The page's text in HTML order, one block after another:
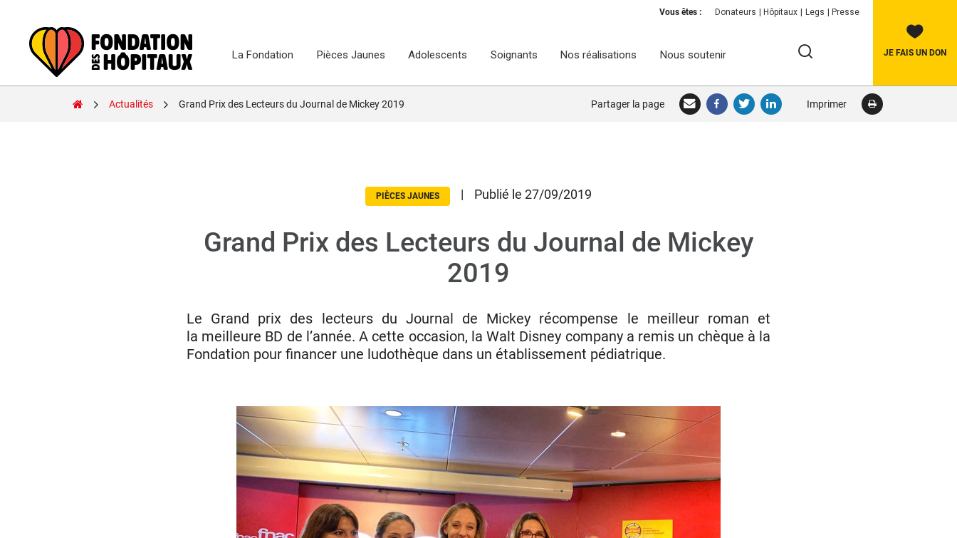
Vous êtes : Donateurs Hôpitaux Legs Presse
La Fondation Pièces Jaunes Adolescents Soignants Nos réalisations Nous soutenir
RECHERCHER
JE FAIS UN DON
Actualités Grand Prix des Lecteurs du Journal de Mickey 2019 Partager la page Imprimer
PIÈCES JAUNES | Publié le 27/09/2019
Grand Prix des Lecteurs du Journal de Mickey
2019
Le Grand prix des lecteurs du Journal de Mickey récompense le meilleur roman et
la meilleure BD de l’année. A cette occasion, la Walt Disney company a remis un chèque à la
Fondation pour financer une ludothèque dans un établissement pédiatrique.